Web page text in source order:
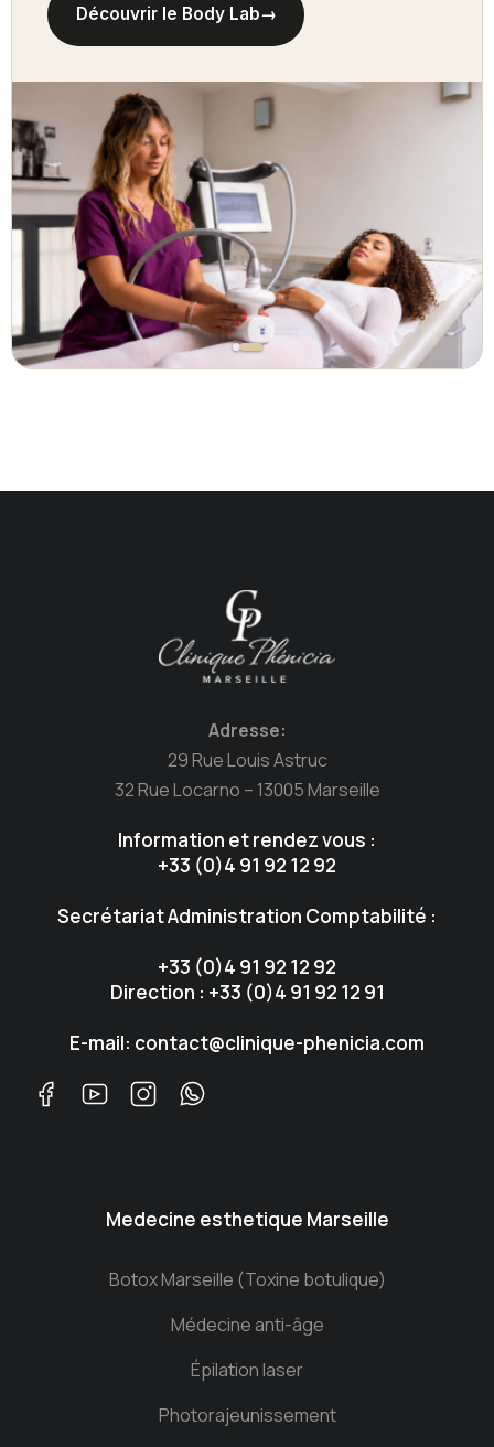
Découvrir le Body Lab→
Adresse:
29 Rue Louis Astruc
32 Rue Locarno – 13005 Marseille
Information et rendez vous :
+33 (0)4 91 92 12 92
Secrétariat Administration Comptabilité :
+33 (0)4 91 92 12 92
Direction : +33 (0)4 91 92 12 91
E-mail: contact@clinique-phenicia.com
Medecine esthetique Marseille
Botox Marseille (Toxine botulique)
Médecine anti-âge
Épilation laser
Photorajeunissement